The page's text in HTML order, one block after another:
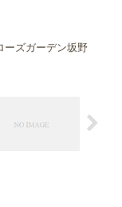
ーズガーデン坂野